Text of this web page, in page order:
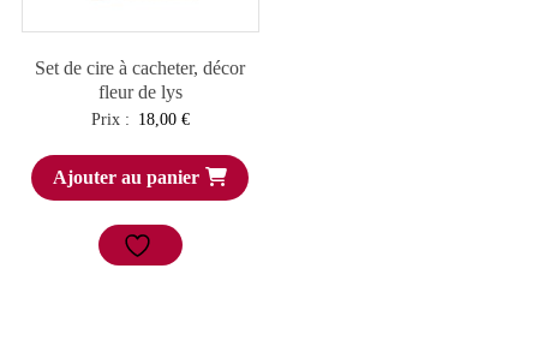
Set de cire à cacheter, décor
fleur de lys
Prix : 18,00 €
Ajouter au panier